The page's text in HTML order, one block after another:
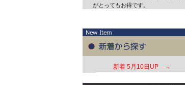
がとってもお得です。
新着 5月10日UP →